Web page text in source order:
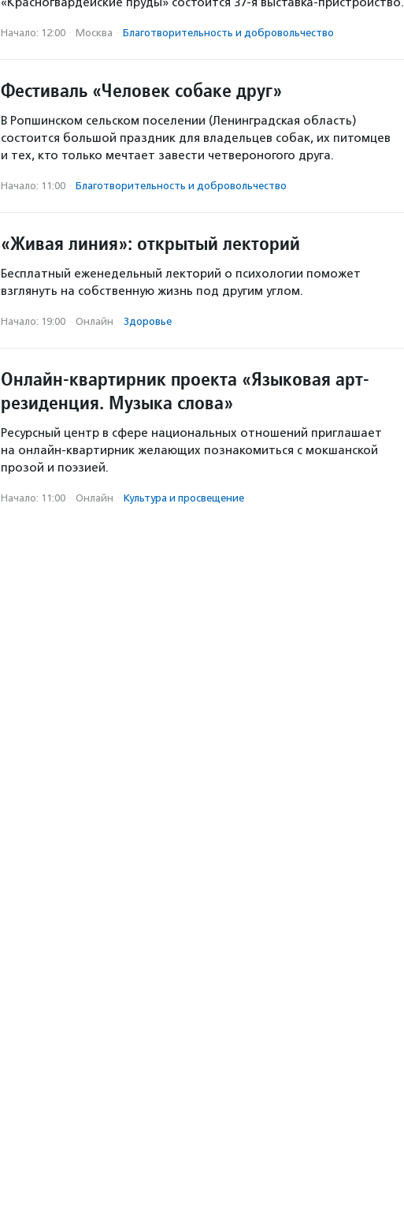
Начало: 12:00 · Москва · Благотвори­тель­ность и доброволь­чест­во
Фестиваль «Человек собаке друг»
В Ропшинском сельском поселении (Ленинградская область)
состоится большой праздник для владельцев собак, их питомцев
и тех, кто только мечтает завести четвероногого друга.
Начало: 11:00 · Благотвори­тель­ность и доброволь­чест­во
«Живая линия»: открытый лекторий
Бесплатный еженедельный лекторий о психологии поможет
взглянуть на собственную жизнь под другим углом.
Начало: 19:00 · Онлайн · Здоровье
Онлайн-квартирник проекта «Языковая арт-
резиденция. Музыка слова»
Ресурсный центр в сфере национальных отношений приглашает
на онлайн-квартирник желающих познакомиться с мокшанской
прозой и поэзией.
Начало: 11:00 · Онлайн · Культура и просвещение